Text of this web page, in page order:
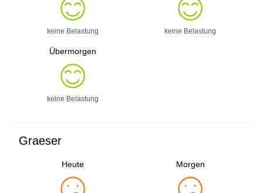
keine Belastung keine Belastung
Übermorgen
keine Belastung
Graeser
Heute Morgen